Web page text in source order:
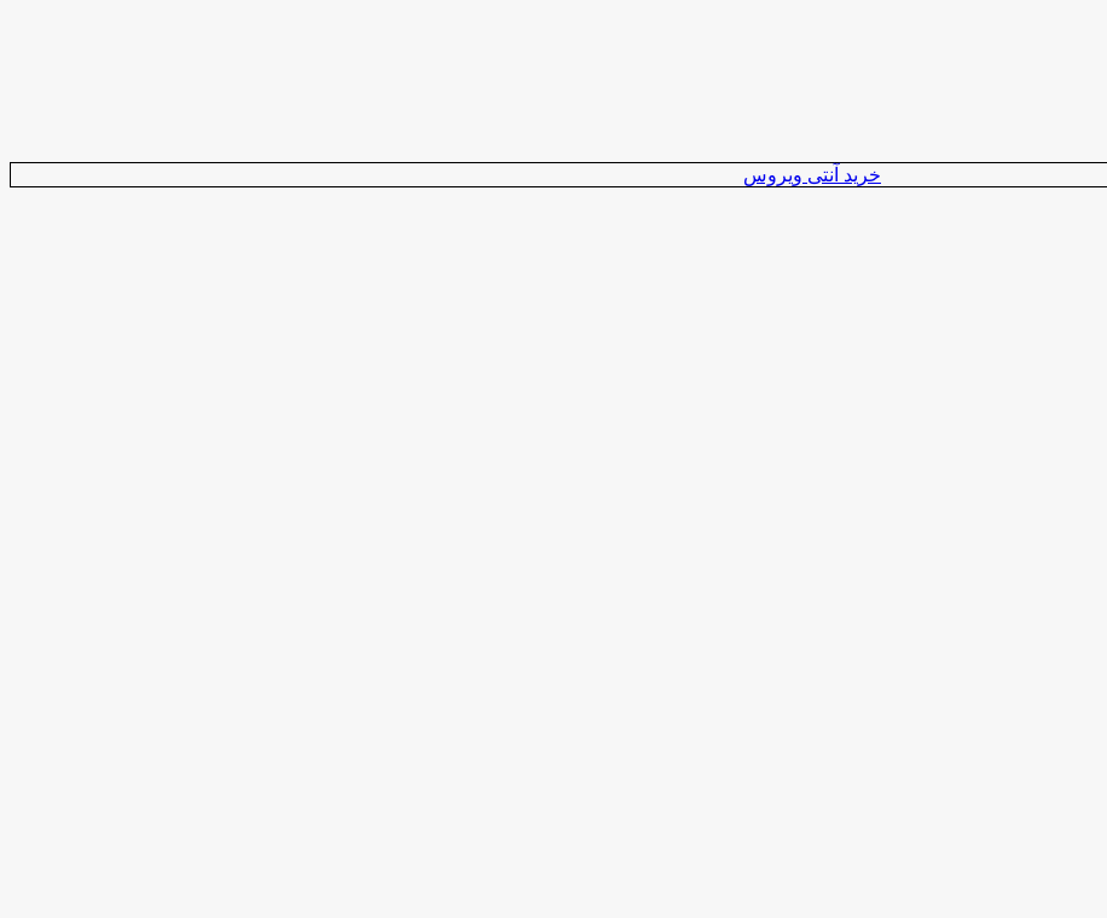
خرید آنتی ویروس